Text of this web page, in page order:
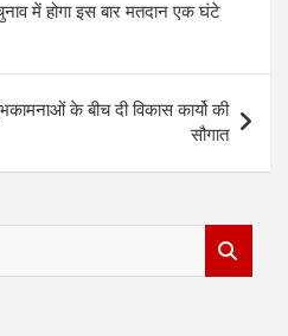
में होगा इस बार मतदान एक घंटे
के बीच दी विकास कार्यो की
सौगात